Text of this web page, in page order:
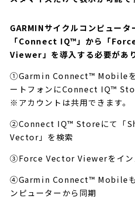
GARMINサイクルコンピュータ
「Connect IQ™」から「
Viewer」を導入する必要があり
①Garmin Connect™ Mobileを
ートフォンにConnect IQ™
※アカウントは共用できます。
②Connect IQ™ Storeにて「
Vector」を検索
③Force Vector Viewerをイン
④Garmin Connect™ Mobileも
ンピューターから同期